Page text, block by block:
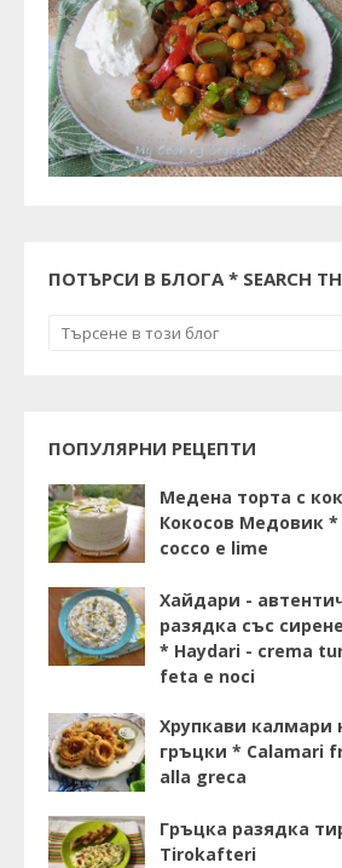
ПОТЪРСИ В БЛОГА * SEARCH
ПОПУЛЯРНИ РЕЦЕПТИ
Медена торта с
Кокосов Медовик
cocco e lime
Хайдари -
разядка със
* Haydari - crema
feta e noci
Хрупкави калмари
гръцки * Calamari
alla greca
Гръцка разядка
Tirokafteri